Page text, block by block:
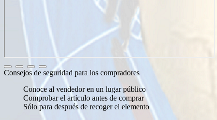
Consejos de seguridad para los compradores
Conoce al vendedor en un lugar público
Comprobar el artículo antes de comprar
Sólo para después de recoger el elemento